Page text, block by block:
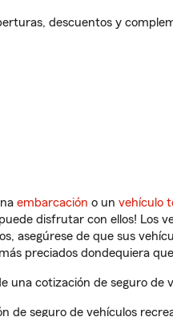
descuentos y
embarcación o un vehículo
disfrutar con ellos! Los
asegúrese de que sus
preciados dondequiera
una cotización de seguro de
de seguro de vehículos